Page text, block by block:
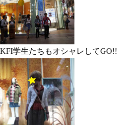
KFI学生たちもオシャレしてGO!!